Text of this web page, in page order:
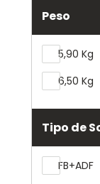
Peso
5,90 Kg
6,50 Kg
Tipo de
FB+ADF